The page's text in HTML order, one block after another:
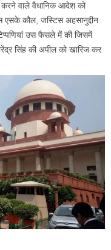
करने वाले वैधानिक आदेश को
एसके कौल, जस्टिस अहसानुद्दीन
उस फैसले में की जिसमें
सिंह की अपील को खारिज कर